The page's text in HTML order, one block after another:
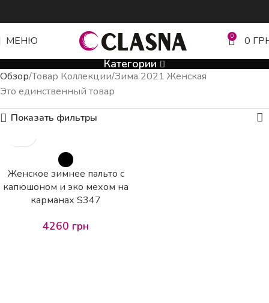
МЕНЮ 0 0
Категории
Обзор Товар Коллекции Зима 2021 Женская
Это единственный товар
Показать фильтры
Женское зимнее пальто с
капюшоном и эко мехом на
карманах S347
4260 грн